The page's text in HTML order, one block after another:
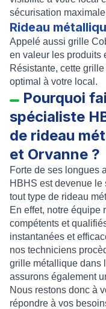
sécurisation
Rideau
Appelé aussi grille
en valeur les produits
Résistante, cette
optimal à votre local.
Pourquoi
spécialiste
de rideau
et Orvanne ?
Forte de ses longues
HBHS est devenue le
tout type de rideau
En effet, notre équipe
compétents et
instantanées et
nos techniciens
grille métallique dans
assurons également
Nous restons donc à
répondre à vos